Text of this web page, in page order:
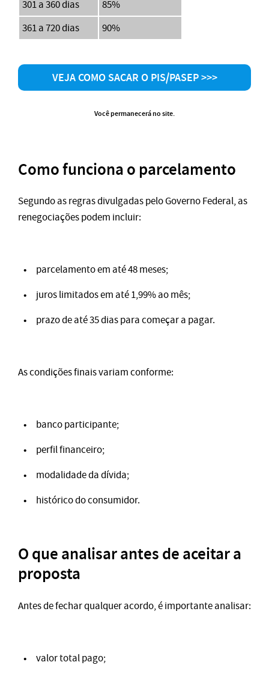
301 a 360 dias
85%
361 a 720 dias
90%
VEJA COMO SACAR O PIS/PASEP >>>
Você permanecerá no site.
Como funciona o parcelamento
Segundo as regras divulgadas pelo Governo Federal, as
renegociações podem incluir:
parcelamento em até 48 meses;
juros limitados em até 1,99% ao mês;
prazo de até 35 dias para começar a pagar.
As condições finais variam conforme:
banco participante;
perfil financeiro;
modalidade da dívida;
histórico do consumidor.
O que analisar antes de aceitar a
proposta
Antes de fechar qualquer acordo, é importante analisar:
valor total pago;